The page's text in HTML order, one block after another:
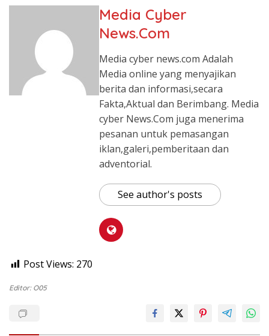
Media Cyber
News.Com
Media cyber news.com Adalah
Media online yang menyajikan
berita dan informasi,secara
Fakta,Aktual dan Berimbang. Media
cyber News.Com juga menerima
pesanan untuk pemasangan
iklan,galeri,pemberitaan dan
adventorial.
See author's posts
Post Views: 270
Editor: O05